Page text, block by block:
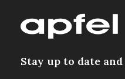
Stay up to date